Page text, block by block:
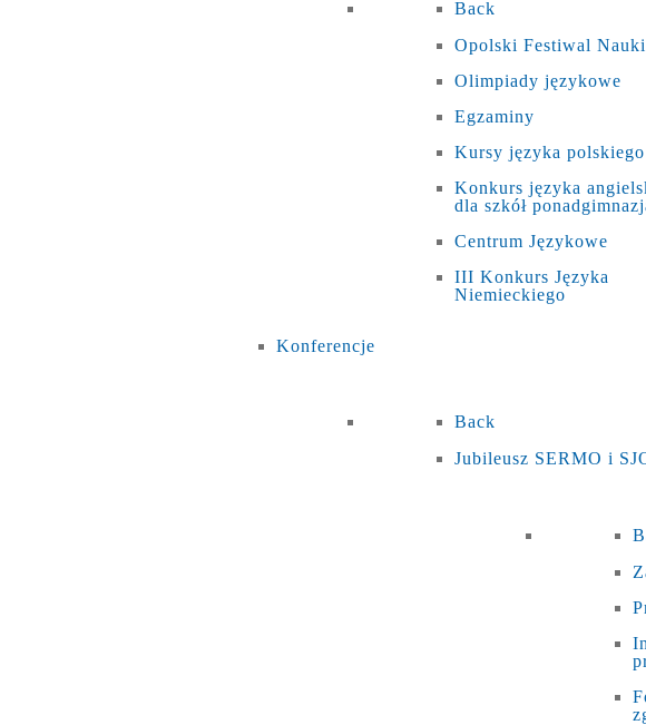
Back
Opolski Festiwal Nauki
Olimpiady językowe
Egzaminy
Kursy języka polskiego
Konkurs języka
dla szkół
Centrum Językowe
III Konkurs Języka
Niemieckiego
Konferencje
Back
Jubileusz SERMO i